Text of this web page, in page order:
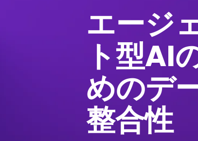
エージ
ト型AI
めのデ
整合性